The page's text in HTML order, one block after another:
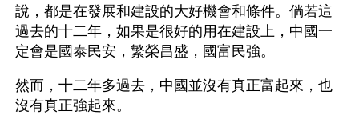
說，都是在發展和建設的大好機會和條件。倘若這
過去的十二年，如果是很好的用在建設上，中國一
定會是國泰民安，繁榮昌盛，國富民強。
然而，十二年多過去，中國並沒有真正富起來，也
沒有真正強起來。